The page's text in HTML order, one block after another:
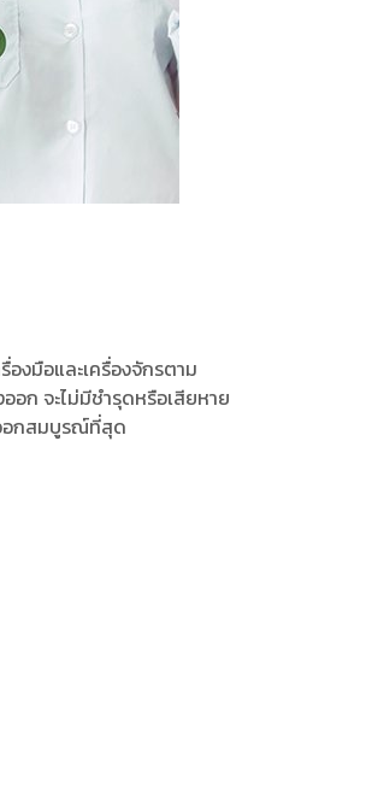
งมือและเครื่องจักรตาม
อก จะไม่มีชำรุดหรือเสียหาย
อกสมบูรณ์ที่สุด